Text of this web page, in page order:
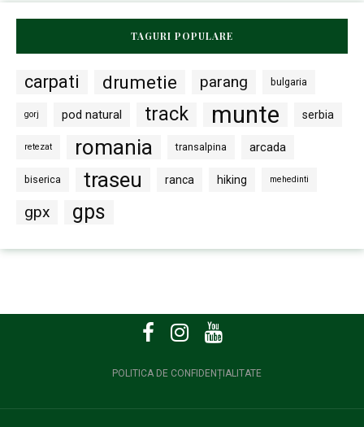
TAGURI POPULARE
carpati drumetie parang bulgaria
gorj pod natural track munte serbia
retezat romania transalpina arcada
biserica traseu ranca hiking mehedinti
gpx gps
POLITICA DE CONFIDENȚIALITATE